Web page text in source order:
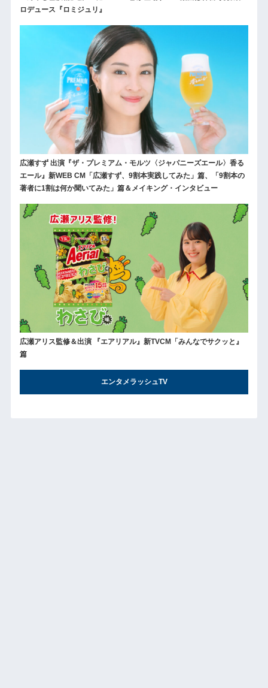
ロデュース『ロミジュリ』
広瀬すず 出演『ザ・プレミアム・モルツ〈ジャパニーズエール〉香る
エール』新WEB CM「広瀬すず、9割本実践してみた」篇、「9割本の
著者に1割は何か聞いてみた」篇＆メイキング・インタビュー
広瀬アリス監修＆出演 『エアリアル』新TVCM「みんなでサクッと』
篇
エンタメラッシュTV